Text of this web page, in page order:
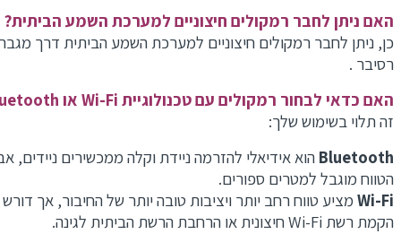
האם ניתן לחבר רמקולים חיצוניים למערכת השמע הביתית?
כן, ניתן לחבר רמקולים חיצוניים למערכת השמע הביתית דרך מגבר
רסיבר .
האם כדאי לבחור רמקולים עם טכנולוגיית Wi-Fi או Bluetooth?
זה תלוי בשימוש שלך:
Bluetoothהוא אידיאלי להזרמה ניידת וקלה ממכשירים ניידים,
הטווח מוגבל למטרים ספורים.
Wi-Fiמציע טווח רחב יותר ויציבות טובה יותר של החיבור, אך דורש
הקמת רשת Wi-Fi חיצונית או הרחבת הרשת הביתית לגינה.